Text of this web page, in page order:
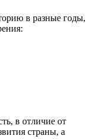
в разные годы,
в отличие от
страны, а